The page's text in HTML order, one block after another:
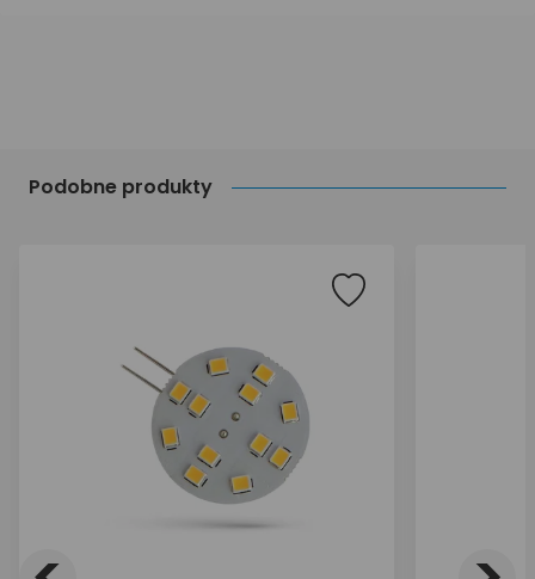
Podobne produkty